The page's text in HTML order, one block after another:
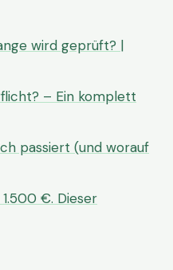
wird geprüft? |
– Ein komplett
passiert (und worauf
€. Dieser